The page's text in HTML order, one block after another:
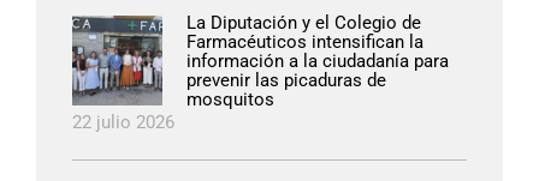
La Diputación y el Colegio de
Farmacéuticos intensifican la
información a la ciudadanía para
prevenir las picaduras de
mosquitos
22 julio 2026